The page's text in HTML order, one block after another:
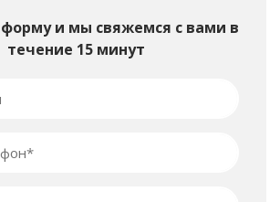
и мы свяжемся с вами в
течение 15 минут